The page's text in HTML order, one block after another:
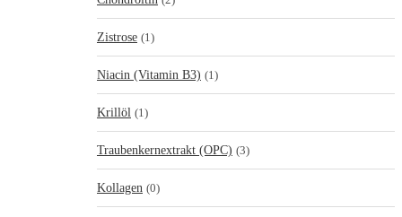
Zistrose (1)
Niacin (Vitamin B3) (1)
Krillöl (1)
Traubenkernextrakt (OPC) (3)
Kollagen (0)